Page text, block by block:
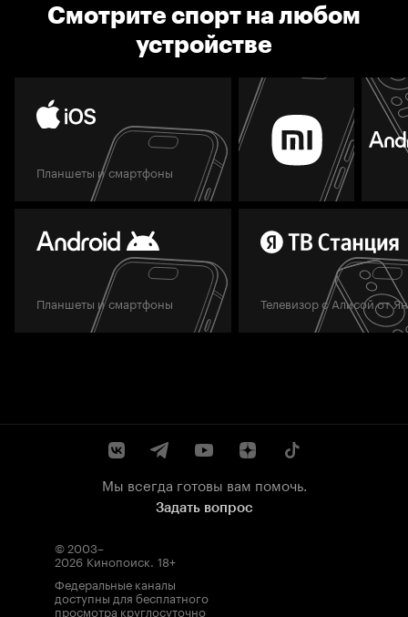
Смотрите спорт на любом
устройстве
Планшеты и смартфоны
Планшеты и смартфоны Телевизор с Алисой от
Мы всегда готовы вам помочь.
Задать вопрос
© 2003–
2026 Кинопоиск. 18+
Федеральные каналы
доступны для бесплатного
просмотра круглосуточно